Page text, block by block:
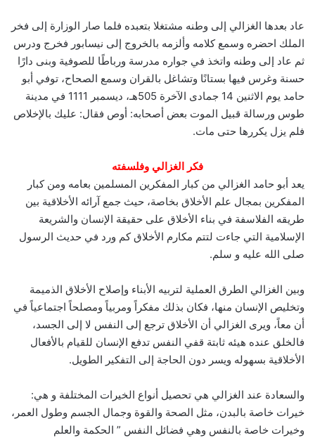
عاد بعدها الغزالي إلى وطنه مشتغلا بتعبده فلما صار الوزارة إلى فخر
الملك احضره وسمع كلامه وألزمه بالخروج إلى نيسابور فخرج ودرس
ثم عاد إلى وطنه واتخذ في جواره مدرسة ورباطًا للصوفية وبنى دارًا
حسنة وغرس فيها بستانًا وتشاغل بالقران وسمع الصحاح، توفي أبو
حامد يوم الاثنين 14 جمادى الآخرة 505هـ، ديسمبر 1111 في مدينة
طوس ورسالة قبيل الموت بعض أصحابه‏:‏ أوص فقال‏:‏ عليك بالإخلاص
فلم يزل يكررها حتى مات‏.
فكر الغزالي وفلسفته
يعد أبو حامد الغزالي من كبار المفكرين المسلمين بعامه ومن كبار
المفكرين بمجال علم الأخلاق بخاصة، حيث جمع آرائه الأخلاقية بين
طريقه الفلاسفة في بناء الأخلاق على حقيقة الإنسان والشريعة
الإسلامية التي جاءت لتتم مكارم الأخلاق كم ورد في حديث الرسول
صلى الله عليه و سلم‏.
وبين الغزالي الطرق العملية لتربيه الأبناء وإصلاح الأخلاق الذميمة
وتخليص الإنسان منها، فكان بذلك مفكراً ومربياً ومصلحاً اجتماعياً في
أن معاً، ويرى الغزالي أن الأخلاق ترجع إلى النفس لا إلى الجسد،
فالخلق عنده هيئه ثابتة قفي النفس تدفع الإنسان للقيام بالأفعال
الأخلاقية بسهوله ويسر دون الحاجة إلى التفكير الطويل.
والسعادة عند الغزالي هي تحصيل أنواع الخيرات المختلفة و هي:
خيرات خاصة بالبدن، مثل الصحة والقوة وجمال الجسم وطول العمر،
وخيرات خاصة بالنفس وهي فضائل النفس ” الحكمة والعلم